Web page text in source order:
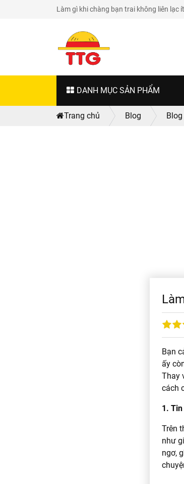
Làm gì khi chàng bạn trai không liên lạc
DANH MỤC SẢN PHẨM
Trang chủ Blog
Bạn
ấy
Thay
cách
1.
Trên
như
ngơ,